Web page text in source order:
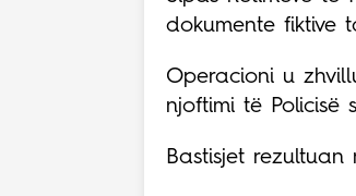
dokumente fiktive
Operacioni u
njoftimi të Policisë
Bastisjet